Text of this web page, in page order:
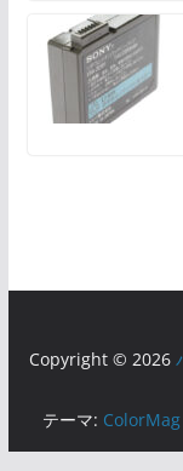
Copyright © 2026
テーマ: ColorMag